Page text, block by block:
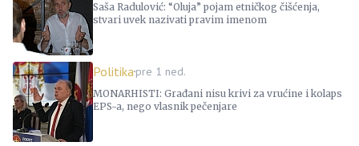
Saša Radulović: “Oluja” pojam etničkog čišćenja,
stvari uvek nazivati pravim imenom
Politikapre 1 ned.
MONARHISTI: Građani nisu krivi za vrućine i kolaps
EPS-a, nego vlasnik pečenjare